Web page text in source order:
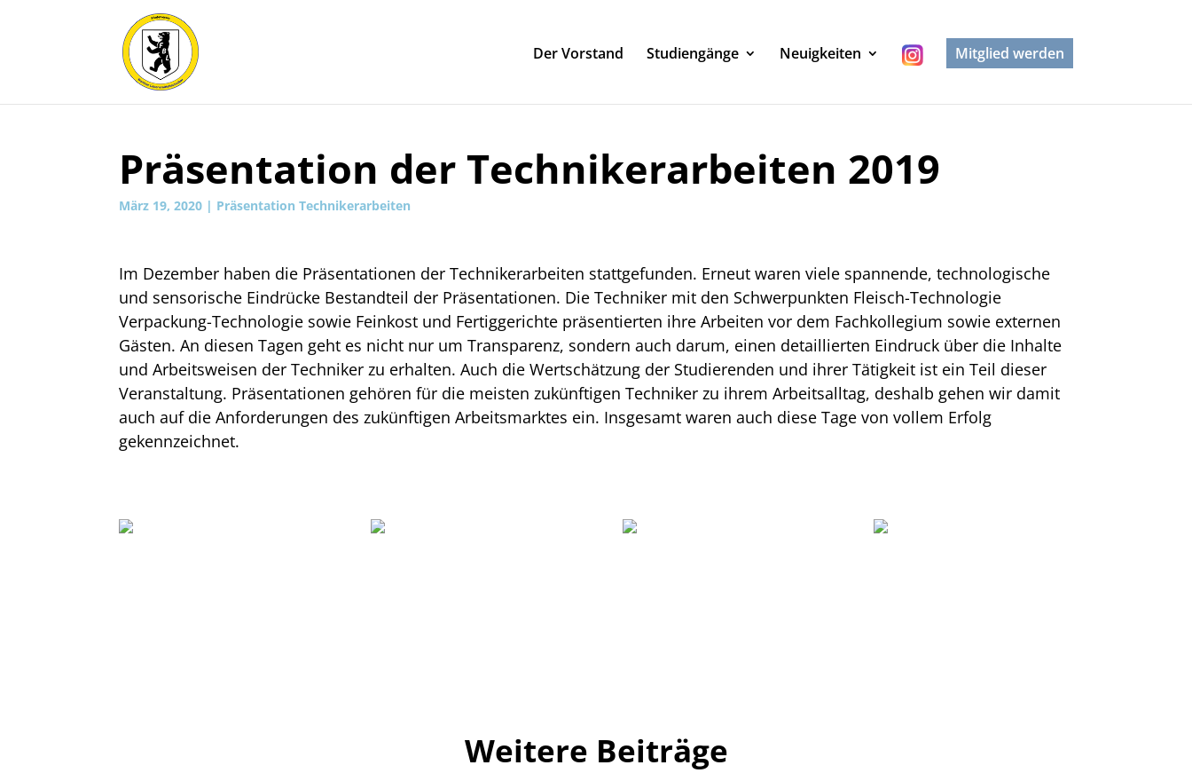
Der Vorstand Studiengänge Neuigkeiten Mitglied werden
Präsentation der Technikerarbeiten 2019
März 19, 2020 | Präsentation Technikerarbeiten
Im Dezember haben die Präsentationen der Technikerarbeiten stattgefunden. Erneut waren viele spannende, technologische
und sensorische Eindrücke Bestandteil der Präsentationen. Die Techniker mit den Schwerpunkten Fleisch-Technologie
Verpackung-Technologie sowie Feinkost und Fertiggerichte präsentierten ihre Arbeiten vor dem Fachkollegium sowie externen
Gästen. An diesen Tagen geht es nicht nur um Transparenz, sondern auch darum, einen detaillierten Eindruck über die Inhalte
und Arbeitsweisen der Techniker zu erhalten. Auch die Wertschätzung der Studierenden und ihrer Tätigkeit ist ein Teil dieser
Veranstaltung. Präsentationen gehören für die meisten zukünftigen Techniker zu ihrem Arbeitsalltag, deshalb gehen wir damit
auch auf die Anforderungen des zukünftigen Arbeitsmarktes ein. Insgesamt waren auch diese Tage von vollem Erfolg
gekennzeichnet.
Weitere Beiträge